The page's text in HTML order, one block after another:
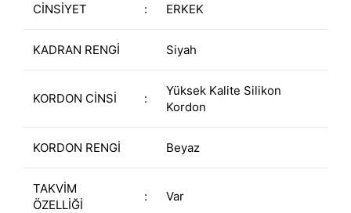
CİNSİYET : ERKEK
KADRAN RENGİ Siyah
KORDON CİNSİ :
Yüksek Kalite Silikon
Kordon
KORDON RENGİ Beyaz
TAKVİM
ÖZELLİĞİ
: Var